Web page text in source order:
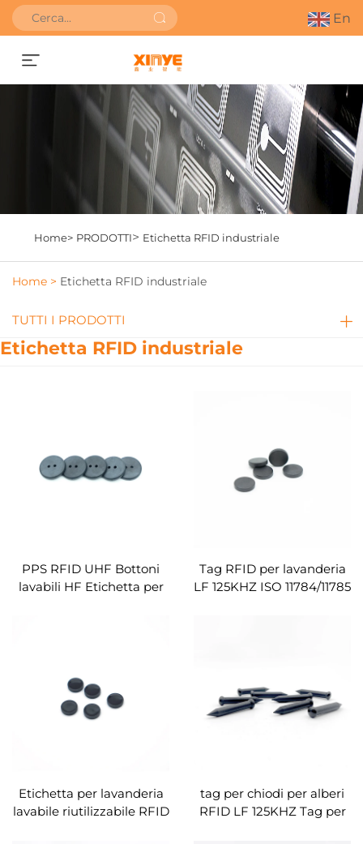
En
Richiedi un preventivo
Home> PRODOTTI> Etichetta RFID industriale
Home > Etichetta RFID industriale
TUTTI I PRODOTTI
Etichetta RFID industriale
PPS RFID UHF Bottoni
lavabili HF Etichetta per
Tag RFID per lavanderia
LF 125KHZ ISO 11784/11785
Etichetta per lavanderia
lavabile riutilizzabile RFID
tag per chiodi per alberi
RFID LF 125KHZ Tag per